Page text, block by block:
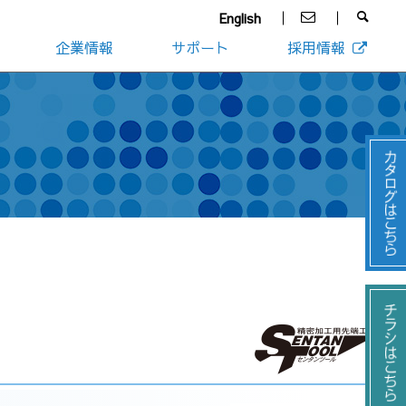
English
企業情報 サポート 採用情報